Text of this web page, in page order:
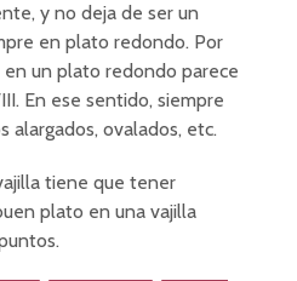
y no deja de ser un
en plato redondo. Por
un plato redondo parece
En ese sentido, siempre
alargados, ovalados, etc.
tiene que tener
plato en una vajilla